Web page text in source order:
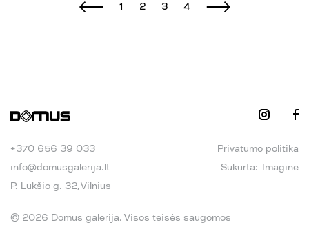
1 2 3 4
+370 656 39 033
info@domusgalerija.lt
P. Lukšio g. 32, Vilnius
Privatumo politika
Sukurta: Imagine
© 2026 Domus galerija. Visos teisės saugomos